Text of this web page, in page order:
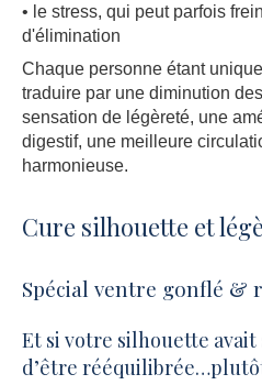
• le stress, qui peut parfois
d'élimination
Chaque personne étant
traduire par une diminution
sensation de légèreté, une
digestif, une meilleure
harmonieuse.
Cure silhouette et
Spécial ventre gonflé &
Et si votre silhouette
d’être